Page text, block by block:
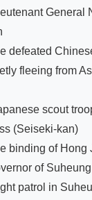
General
defeated
fleeing from
scout
(Seiseki-kan)
binding of Hong
of
patrol in